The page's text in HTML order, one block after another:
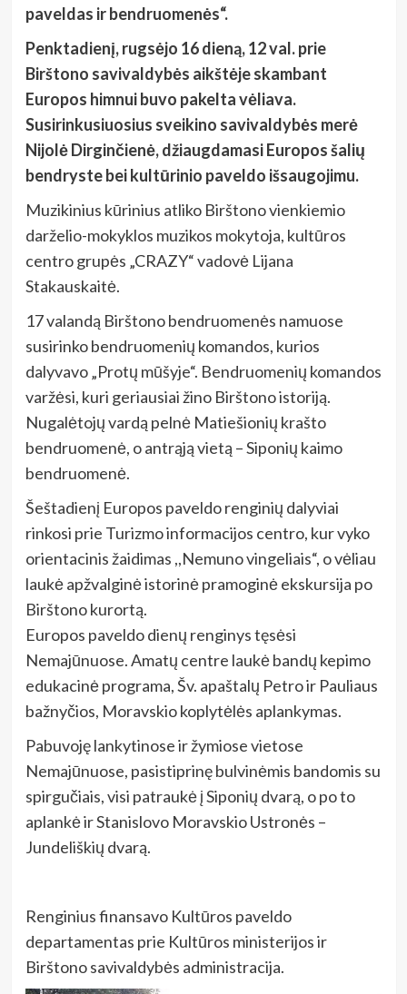
paveldas ir bendruomenės“.
Penktadienį, rugsėjo 16 dieną, 12 val. prie
Birštono savivaldybės aikštėje skambant
Europos himnui buvo pakelta vėliava.
Susirinkusiuosius sveikino savivaldybės merė
Nijolė Dirginčienė, džiaugdamasi Europos šalių
bendryste bei kultūrinio paveldo išsaugojimu.
Muzikinius kūrinius atliko Birštono vienkiemio
darželio-mokyklos muzikos mokytoja, kultūros
centro grupės „CRAZY“ vadovė Lijana
Stakauskaitė.
17 valandą Birštono bendruomenės namuose
susirinko bendruomenių komandos, kurios
dalyvavo „Protų mūšyje“. Bendruomenių komandos
varžėsi, kuri geriausiai žino Birštono istoriją.
Nugalėtojų vardą pelnė Matiešionių krašto
bendruomenė, o antrąją vietą – Siponių kaimo
bendruomenė.
Šeštadienį Europos paveldo renginių dalyviai
rinkosi prie Turizmo informacijos centro, kur vyko
orientacinis žaidimas ,,Nemuno vingeliais“, o vėliau
laukė apžvalginė istorinė pramoginė ekskursija po
Birštono kurortą.
Europos paveldo dienų renginys tęsėsi
Nemajūnuose. Amatų centre laukė bandų kepimo
edukacinė programa, Šv. apaštalų Petro ir Pauliaus
bažnyčios, Moravskio koplytėlės aplankymas.
Pabuvoję lankytinose ir žymiose vietose
Nemajūnuose, pasistiprinę bulvinėmis bandomis su
spirgučiais, visi patraukė į Siponių dvarą, o po to
aplankė ir Stanislovo Moravskio Ustronės –
Jundeliškių dvarą.
Renginius finansavo Kultūros paveldo
departamentas prie Kultūros ministerijos ir
Birštono savivaldybės administracija.